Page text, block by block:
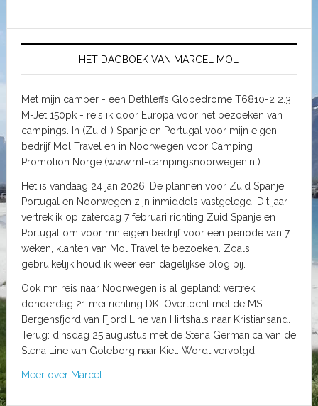
HET DAGBOEK VAN MARCEL MOL
Met mijn camper - een Dethleffs Globedrome T6810-2 2.3
M-Jet 150pk - reis ik door Europa voor het bezoeken van
campings. In (Zuid-) Spanje en Portugal voor mijn eigen
bedrijf Mol Travel en in Noorwegen voor Camping
Promotion Norge (www.mt-campingsnoorwegen.nl)
Het is vandaag 24 jan 2026. De plannen voor Zuid Spanje,
Portugal en Noorwegen zijn inmiddels vastgelegd. Dit jaar
vertrek ik op zaterdag 7 februari richting Zuid Spanje en
Portugal om voor mn eigen bedrijf voor een periode van 7
weken, klanten van Mol Travel te bezoeken. Zoals
gebruikelijk houd ik weer een dagelijkse blog bij.
Ook mn reis naar Noorwegen is al gepland: vertrek
donderdag 21 mei richting DK. Overtocht met de MS
Bergensfjord van Fjord Line van Hirtshals naar Kristiansand.
Terug: dinsdag 25 augustus met de Stena Germanica van de
Stena Line van Goteborg naar Kiel. Wordt vervolgd.
Meer over Marcel